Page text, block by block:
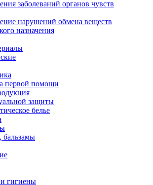
заболеваний органов чувств
нарушений обмена веществ
назначения
первой помощи
защиты
белье
гигиены